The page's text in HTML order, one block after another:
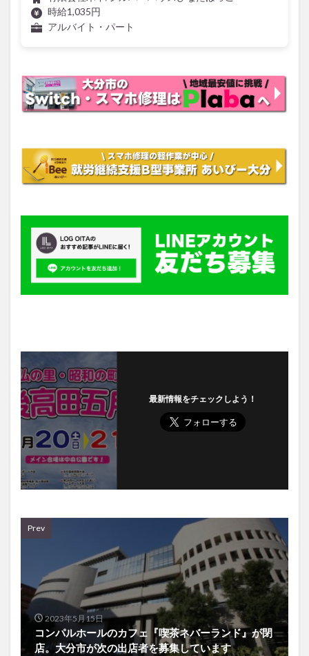
時給1,035円
アルバイト・パート
最新情報をチェックしよう！
Prev
2023年5月15日
コンパルホールのカフェ『喫茶ネバーランド』が閉
店。大分市が次の出店者を募集しています